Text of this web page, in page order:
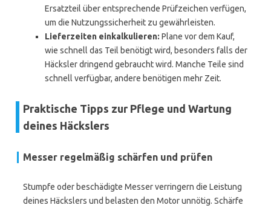
Ersatzteil über entsprechende Prüfzeichen verfügen,
um die Nutzungssicherheit zu gewährleisten.
Lieferzeiten einkalkulieren: Plane vor dem Kauf,
wie schnell das Teil benötigt wird, besonders falls der
Häcksler dringend gebraucht wird. Manche Teile sind
schnell verfügbar, andere benötigen mehr Zeit.
Praktische Tipps zur Pflege und Wartung
deines Häckslers
Messer regelmäßig schärfen und prüfen
Stumpfe oder beschädigte Messer verringern die Leistung
deines Häckslers und belasten den Motor unnötig. Schärfe